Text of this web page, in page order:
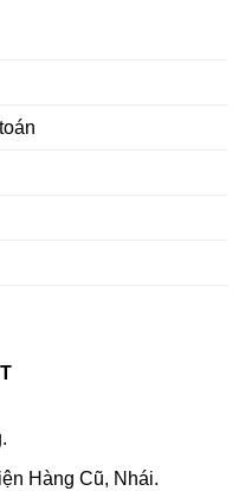
Hàng Cũ, Nhái.